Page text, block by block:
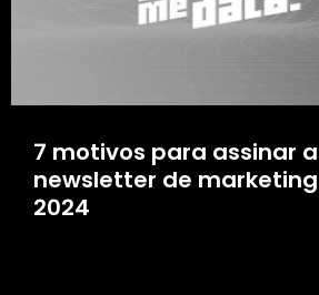
7 motivos para assinar
newsletter de
2024